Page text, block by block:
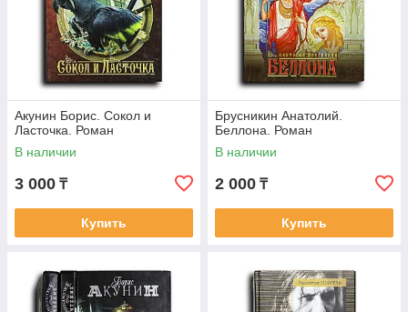
Акунин Борис. Сокол и
Ласточка. Роман
В наличии
3 000 ₸
Купить
Брусникин Анатолий.
Беллона. Роман
В наличии
2 000 ₸
Купить